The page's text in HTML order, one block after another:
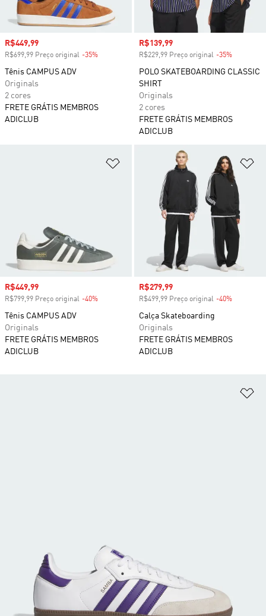
Preço com desconto
R$449,99
R$699,99 Preço original -35%
Tênis CAMPUS ADV
Originals
2 cores
FRETE GRÁTIS MEMBROS
ADICLUB
Preço com desconto
R$139,99
R$229,99 Preço original -35%
POLO SKATEBOARDING CLASSIC
SHIRT
Originals
2 cores
FRETE GRÁTIS MEMBROS
ADICLUB
Adicionar à Lista de Desejos
Preço com desconto
R$449,99
R$799,99 Preço original -40%
Tênis CAMPUS ADV
Originals
FRETE GRÁTIS MEMBROS
ADICLUB
Preço com desconto
R$279,99
R$499,99 Preço original -40%
Calça Skateboarding
Originals
FRETE GRÁTIS MEMBROS
ADICLUB